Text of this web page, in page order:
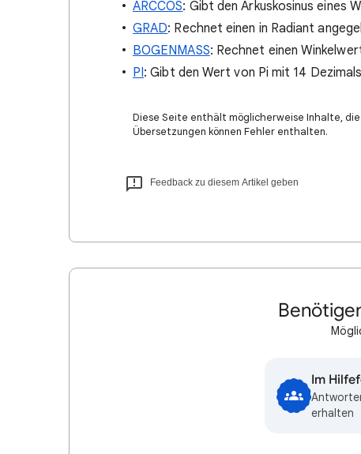
ARCCOS: Gibt den Arkuskosinus eines
GRAD: Rechnet einen in Radiant
BOGENMASS: Rechnet einen
PI: Gibt den Wert von Pi mit 14
Diese Seite enthält möglicherweise Inhalte,
Übersetzungen können Fehler enthalten.
Feedback zu diesem Artikel geben
Im
erhalten